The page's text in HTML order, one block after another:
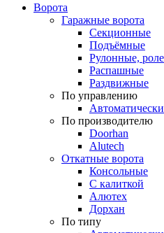
Ворота
Гаражные ворота
Секционные
Подъёмные
Рулонные,
Распашные
Раздвижные
По управлению
По производителю
Doorhan
Alutech
Откатные ворота
Консольные
С калиткой
Алютех
Дорхан
По типу